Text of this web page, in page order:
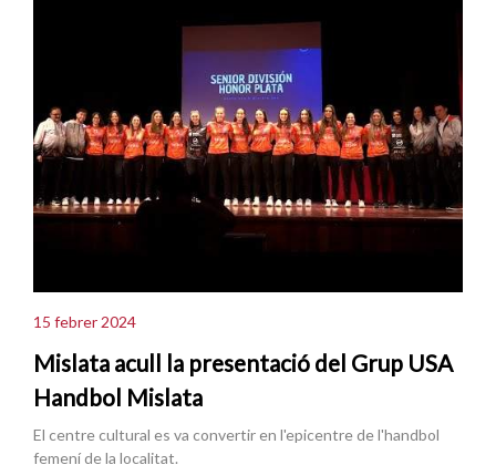
15 febrer 2024
Mislata acull la presentació del Grup USA
Handbol Mislata
El centre cultural es va convertir en l'epicentre de l'handbol
femení de la localitat.